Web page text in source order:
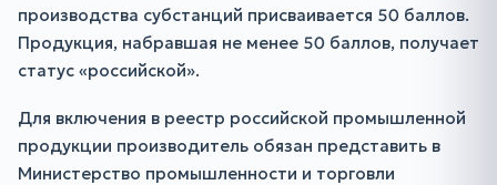
производства субстанций присваивается 50 баллов.
Продукция, набравшая не менее 50 баллов, получает
статус «российской».
Для включения в реестр российской промышленной
продукции производитель обязан представить в
Министерство промышленности и торговли